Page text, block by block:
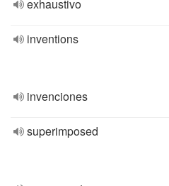
exhaustivo
inventions
invenciones
superimposed